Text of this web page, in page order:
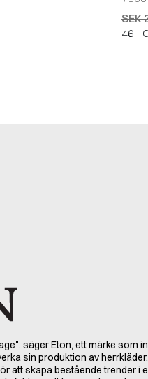
SEK
46 -
säger Eton, ett märke som
sin produktion av
att skapa bestående trender i